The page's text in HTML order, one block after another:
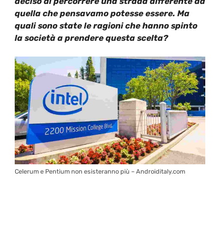
quella che pensavamo potesse essere. Ma
quali sono state le ragioniche hanno spinto
la società a prendere questa scelta?
Celerum e Pentium non esisteranno più – Androiditaly.com